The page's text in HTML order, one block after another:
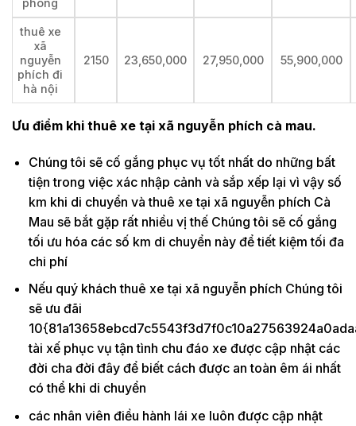
phòng
thuê xe
xã
nguyễn
phích đi
hà nội
2150 23,650,000 27,950,000 55,900,000
Ưu điểm khi thuê xe tại xã nguyễn phích cà mau.
Chúng tôi sẽ cố gắng phục vụ tốt nhất do những bất
tiện trong việc xác nhập cảnh và sắp xếp lại vì vậy số
km khi di chuyển và thuê xe tại xã nguyễn phích Cà
Mau sẽ bắt gặp rất nhiều vị thế Chúng tôi sẽ cố gắng
tối ưu hóa các số km di chuyển này để tiết kiệm tối đa
chi phí
Nếu quý khách thuê xe tại xã nguyễn phích Chúng tôi
sẽ ưu đãi
tài xế phục vụ tận tình chu đáo xe được cập nhật các
đời cha đời đây để biết cách được an toàn êm ái nhất
có thể khi di chuyển
các nhân viên điều hành lái xe luôn được cập nhật